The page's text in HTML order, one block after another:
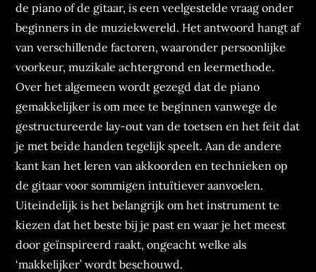
de piano of de gitaar, is een veelgestelde vraag onder
beginners in de muziekwereld. Het antwoord hangt af
van verschillende factoren, waaronder persoonlijke
voorkeur, muzikale achtergrond en leermethode.
Over het algemeen wordt gezegd dat de piano
gemakkelijker is om mee te beginnen vanwege de
gestructureerde lay-out van de toetsen en het feit dat
je met beide handen tegelijk speelt. Aan de andere
kant kan het leren van akkoorden en technieken op
de gitaar voor sommigen intuïtiever aanvoelen.
Uiteindelijk is het belangrijk om het instrument te
kiezen dat het beste bij je past en waar je het meest
door geïnspireerd raakt, ongeacht welke als
‘makkelijker’ wordt beschouwd.